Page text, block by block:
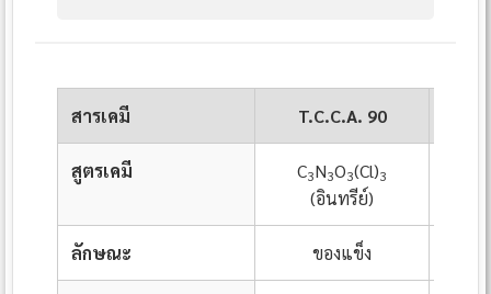
สารเคมี T.C.C.A. 90
สูตรเคมี C3N3O3(Cl)3
(อินทรีย์)
ลักษณะ ของแข็ง